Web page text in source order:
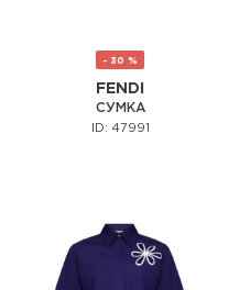
- 30 %
FENDI
СУМКА
ID: 47991